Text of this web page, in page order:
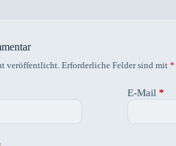
veröffentlicht. Erforderliche Felder sind mit *
E-Mail *